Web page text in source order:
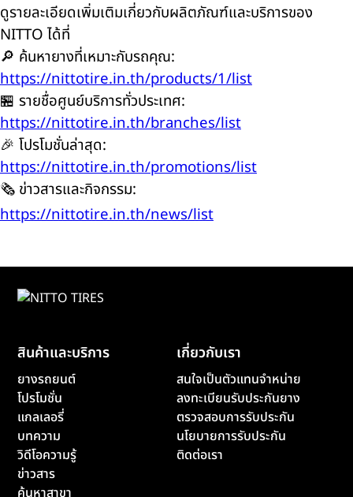
ดูรายละเอียดเพิ่มเติมเกี่ยวกับผลิตภัณฑ์และบริการของ
NITTO ได้ที่
🔎 ค้นหายางที่เหมาะกับรถคุณ:
https://nittotire.in.th/products/1/list
🏪 รายชื่อศูนย์บริการทั่วประเทศ:
https://nittotire.in.th/branches/list
🎉 โปรโมชั่นล่าสุด:
https://nittotire.in.th/promotions/list
🗞️ ข่าวสารและกิจกรรม:
https://nittotire.in.th/news/list
สินค้าและบริการ
ยางรถยนต์
โปรโมชั่น
แกลเลอรี่
บทความ
วิดีโอความรู้
ข่าวสาร
ค้นหาสาขา
เกี่ยวกับเรา
สนใจเป็นตัวแทนจำหน่าย
ลงทะเบียนรับประกันยาง
ตรวจสอบการรับประกัน
นโยบายการรับประกัน
ติดต่อเรา